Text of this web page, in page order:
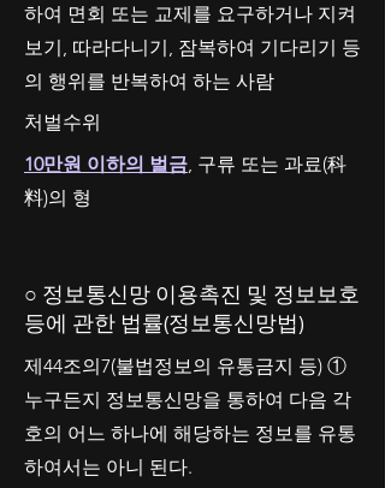
하여 면회 또는 교제를 요구하거나 지켜
보기, 따라다니기, 잠복하여 기다리기 등
의 행위를 반복하여 하는 사람
처벌수위
10만원 이하의 벌금, 구류 또는 과료(科
料)의 형
○ 정보통신망 이용촉진 및 정보보호
등에 관한 법률(정보통신망법)
제44조의7(불법정보의 유통금지 등) ①
누구든지 정보통신망을 통하여 다음 각
호의 어느 하나에 해당하는 정보를 유통
하여서는 아니 된다.